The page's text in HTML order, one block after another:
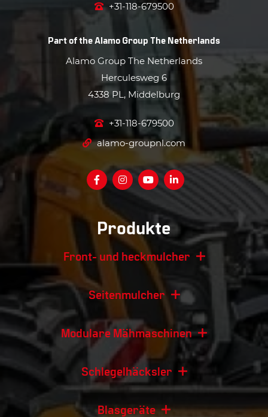
+31-118-679500
Part of theAlamo Group The Netherlands
Alamo Group The Netherlands
Herculesweg 6
4338 PL, Middelburg
+31-118-679500
alamo-groupnl.com
Produkte
Front- und heckmulcher
Seitenmulcher
Modulare Mähmaschinen
Schlegelhäcksler
Blasgeräte